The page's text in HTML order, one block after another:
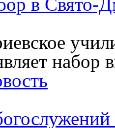
в Свято-
набор